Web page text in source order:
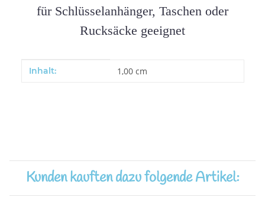
für Schlüsselanhänger, Taschen oder
Rucksäcke geeignet
Produkteigenschaft
Wert
Inhalt: 1,00 cm
Kunden kauften dazu folgende Artikel: